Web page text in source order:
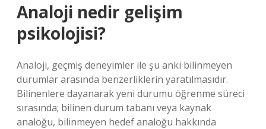
Analoji nedir gelişim
psikolojisi?
Analoji, geçmiş deneyimler ile şu anki bilinmeyen
durumlar arasında benzerliklerin yaratılmasıdır.
Bilinenlere dayanarak yeni durumu öğrenme süreci
sırasında; bilinen durum tabanı veya kaynak
analoğu, bilinmeyen hedef analoğu hakkında